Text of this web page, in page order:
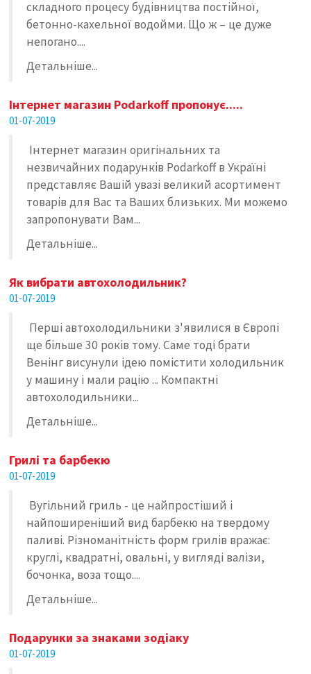
складного процесу будівництва постійної,
бетонно-кахельної водойми. Що ж – це дуже
непогано....
Детальніше...
Інтернет магазин Podarkoff пропонує.....
01-07-2019
Інтернет магазин оригінальних та
незвичайних подарунків Podarkoff в Україні
представляє Вашій увазі великий асортимент
товарів для Вас та Ваших близьких. Ми можемо
запропонувати Вам...
Детальніше...
Як вибрати автохолодильник?
01-07-2019
Перші автохолодильники з'явилися в Європі
ще більше 30 років тому. Саме тоді брати
Венінг висунули ідею помістити холодильник
у машину і мали рацію ... Компактні
автохолодильники...
Детальніше...
Грилі та барбекю
01-07-2019
Вугільний гриль - це найпростіший і
найпоширеніший вид барбекю на твердому
паливі. Різноманітність форм грилів вражає:
круглі, квадратні, овальні, у вигляді валізи,
бочонка, воза тощо....
Детальніше...
Подарунки за знаками зодіаку
01-07-2019